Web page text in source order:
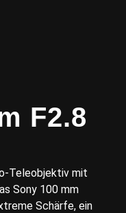
F2.8
Teleobjektiv mit
Sony 100 mm
Schärfe, ein